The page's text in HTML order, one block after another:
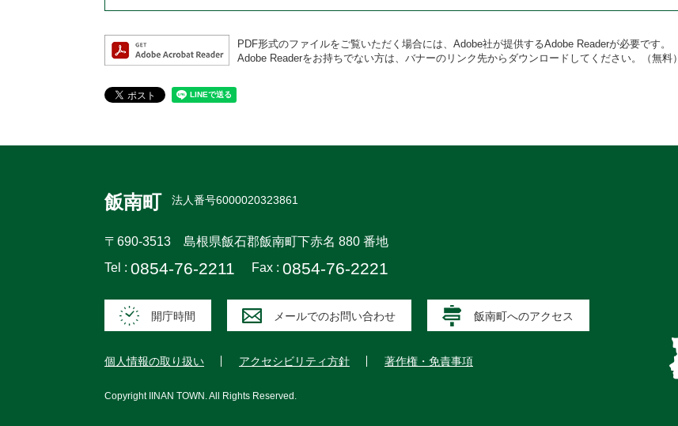
PDF形式のファイルをご覧いただく場合には、Adobe社が提供するAdobe Readerが必要です。
Adobe Readerをお持ちでない方は、バナーのリンク先からダウンロードしてください。（無料）
飯南町 法人番号6000020323861
〒690-3513 島根県飯石郡飯南町下赤名 880 番地
Tel : 0854-76-2211 Fax : 0854-76-2221
開庁時間 メールでのお問い合わせ 飯南町へのアクセス
個人情報の取り扱い アクセシビリティ方針 著作権・免責事項
Copyright IINAN TOWN . All Rights Reserved.